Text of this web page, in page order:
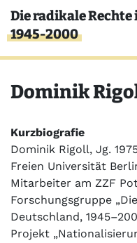
Direkt zum Inhalt
Die radikale
1945-2000
Dominik
Kurzbiografie
Dominik Rigoll, Jg.
Freien Universität
Mitarbeiter am ZZF
Forschungsgruppe
Deutschland,
Projekt